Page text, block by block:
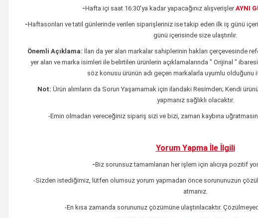
-Hafta içi saat 16:30'ya kadar yapacağınız alışverişler AYNI
-Haftasonları ve tatil günlerinde verilen siparişleriniz ise takip eden ilk iş günü
günü içerisinde size ulaştırılır.
Önemli Açıklama: İlan da yer alan markalar sahiplerinin hakları çerçevesinde
yer alan ve marka isimleri ile belirtilen ürünlerin açıklamalarında " Orijinal "
söz konusu ürünün adı geçen markalarla uyumlu olduğunu
Not: Ürün alımların da Sorun Yaşamamak için ilandaki Resimden; Kendi
yapmanız sağlıklı olacaktır.
-Emin olmadan vereceğiniz sipariş sizi ve bizi, zaman kaybına
Yorum Yapma İle İlgili
-Biz sorunsuz tamamlanan her işlem için alıcıya pozitif
-Sizden istediğimiz, lütfen olumsuz yorum yapmadan önce sorununuzun
atmanız.
-En kısa zamanda sorununuz çözümüne ulaştırılacaktır.